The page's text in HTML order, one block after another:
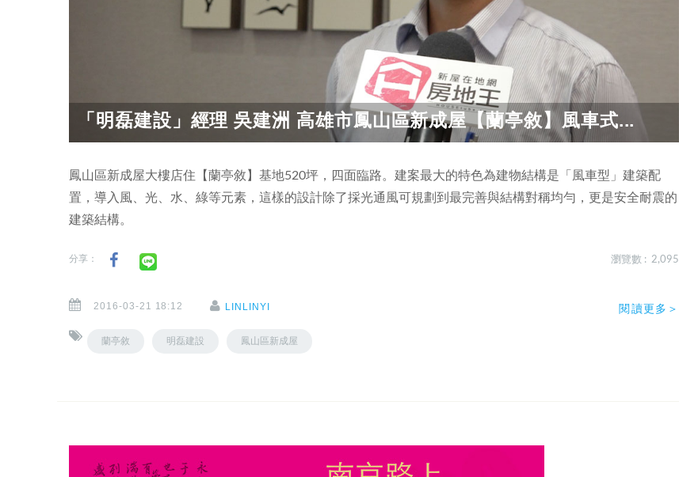
「明磊建設」經理 吳建洲 高雄市鳳山區新成屋【蘭亭敘】風車式...
鳳山區新成屋大樓店住【蘭亭敘】基地520坪，四面臨路。建案最大的特色為建物結構是「風車型」建築配
置，導入風、光、水、綠等元素，這樣的設計除了採光通風可規劃到最完善與結構對稱均勻，更是安全耐震的
建築結構。
分享： 瀏覽數 : 2,095
2016-03-21 18:12 LINLINYI
蘭亭敘 明磊建設 鳳山區新成屋
閱讀更多＞